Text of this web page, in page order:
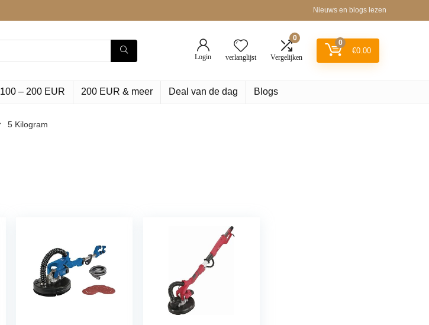
Nieuws en blogs lezen
Login verlanglijst
0
Vergelijken
0
€0.00
100 – 200 EUR 200 EUR & meer Deal van de dag Blogs
‎5 Kilogram